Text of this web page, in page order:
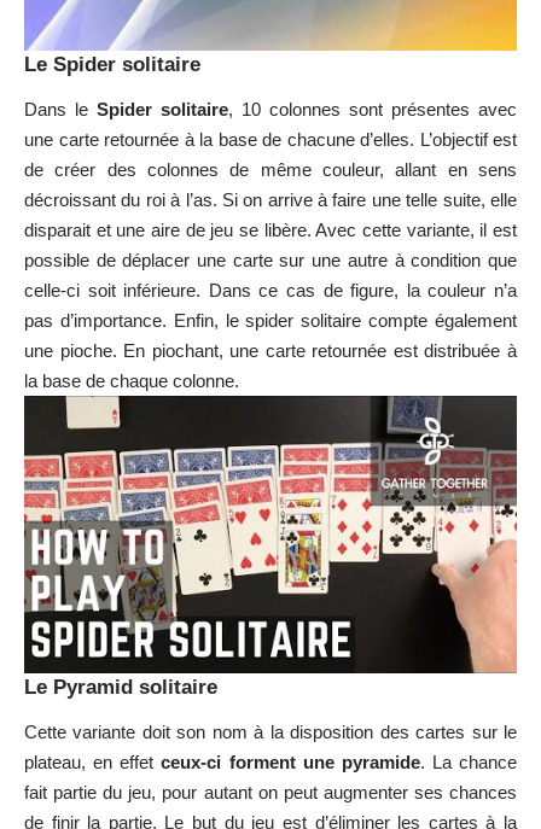
Le Spider solitaire
Dans le Spider solitaire, 10 colonnes sont présentes avec
une carte retournée à la base de chacune d’elles. L’objectif est
de créer des colonnes de même couleur, allant en sens
décroissant du roi à l’as. Si on arrive à faire une telle suite, elle
disparait et une aire de jeu se libère. Avec cette variante, il est
possible de déplacer une carte sur une autre à condition que
celle-ci soit inférieure. Dans ce cas de figure, la couleur n’a
pas d’importance. Enfin, le spider solitaire compte également
une pioche. En piochant, une carte retournée est distribuée à
la base de chaque colonne.
Le Pyramid solitaire
Cette variante doit son nom à la disposition des cartes sur le
plateau, en effetceux-ci forment une pyramide. La chance
fait partie du jeu, pour autant on peut augmenter ses chances
de finir la partie. Le but du jeu est d’éliminer les cartes à la